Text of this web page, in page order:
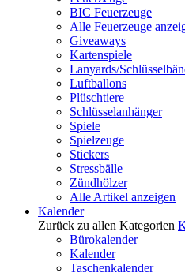
BIC Feuerzeuge
Alle Feuerzeuge
Giveaways
Kartenspiele
Lanyards/
Luftballons
Plüschtiere
Schlüsselanhänger
Spiele
Spielzeuge
Stickers
Stressbälle
Zündhölzer
Alle Artikel anzeigen
Kalender
Zurück zu allen Kategorien
Bürokalender
Kalender
Taschenkalender